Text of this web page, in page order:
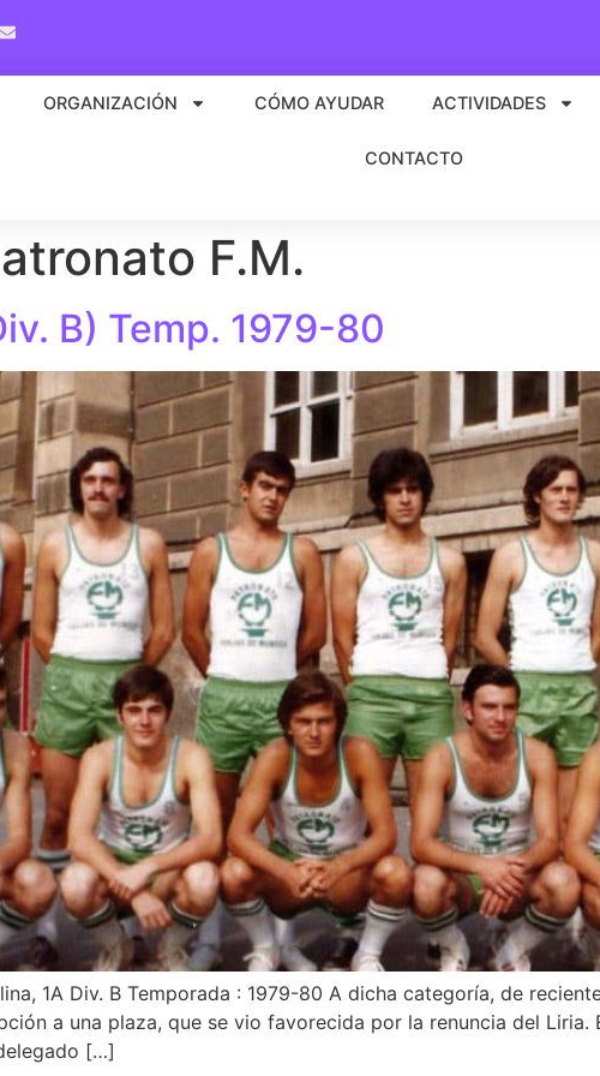
ORGANIZACIÓN CÓMO AYUDAR ACTIVIDADES
CONTACTO
F.M.
B) Temp. 1979-80
1A Div. B Temporada : 1979-80 A dicha categoría, de
a una plaza, que se vio favorecida por la renuncia del
[…]